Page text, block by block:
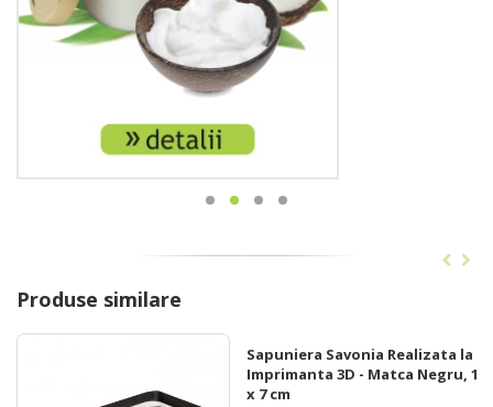
Produse similare
Sapuniera Savonia Realizata la
Imprimanta 3D - Matca Negru, 12
x 7 cm